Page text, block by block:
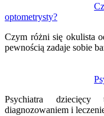
optometrysty?
Czym różni się okulista
pewnością zadaje sobie
Psychiatra
diagnozowaniem i
wpisu